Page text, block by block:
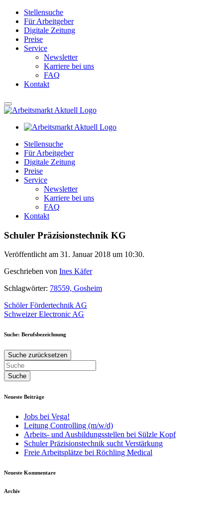
Stellensuche
Für Arbeitgeber
Digitale Zeitung
Preise
Service
Newsletter
Karriere bei uns
FAQ
Kontakt
Stellensuche
Für Arbeitgeber
Digitale Zeitung
Preise
Service
Newsletter
Karriere bei uns
FAQ
Kontakt
Schuler Präzisionstechnik KG
Veröffentlicht am 31. Januar 2018 um 10:30.
Geschrieben von Ines Käfer
Schlagwörter: 78559, Gosheim
Beitragsnavigation
Schöler Fördertechnik AG
Schweizer Electronic AG
Suche: Berufsbezeichnung
Suche zurücksetzen
Neueste Beiträge
Jobs bei Vega!
Leitung Controlling (m/w/d)
Arbeits- und Ausbildungsstellen bei Sülzle Kopf
Schuler Präzisionstechnik sucht Verstärkung
Freie Arbeitsplätze bei Röchling Medical
Neueste Kommentare
Archiv